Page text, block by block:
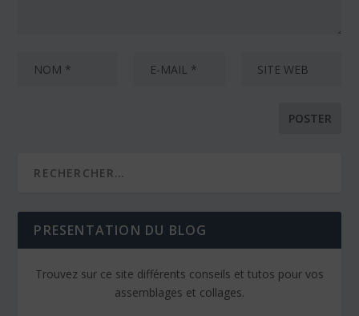
PRESENTATION DU BLOG
Trouvez sur ce site différents conseils et tutos pour vos
assemblages et collages.